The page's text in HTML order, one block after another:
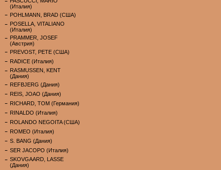
(Италия)
POHLMANN, BRAD (США)
POSELLA, VITALIANO
(Италия)
PRAMMER, JOSEF
(Австрия)
PREVOST, PETE (США)
RADICE (Италия)
RASMUSSEN, KENT
(Дания)
REFBJERG (Дания)
REIS, JOAO (Дания)
RICHARD, TOM (Германия)
RINALDO (Италия)
ROLANDO NEGOITA (США)
ROMEO (Италия)
S. BANG (Дания)
SER JACOPO (Италия)
SKOVGAARD, LASSE
(Дания)